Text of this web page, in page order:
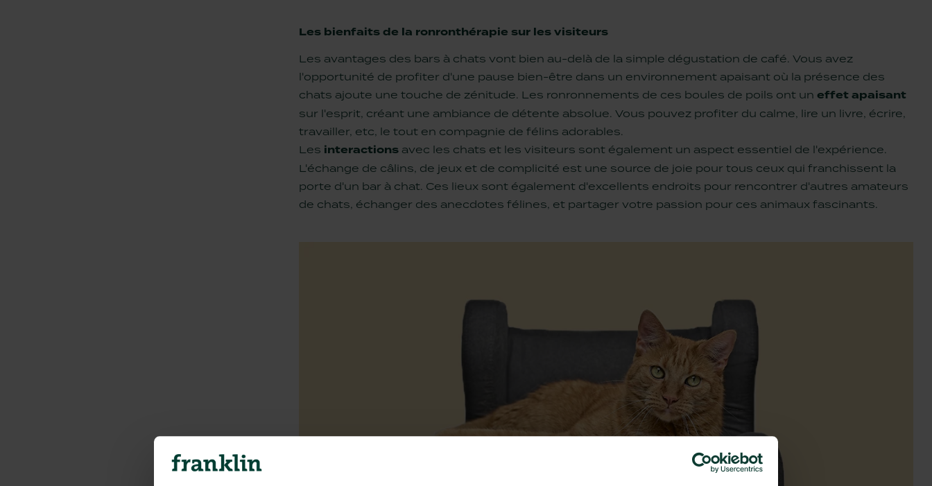
Les bienfaits de la ronronthérapie sur les visiteurs
Les avantages des bars à chats vont bien au-delà de la simple dégustation de café. Vous avez
l'opportunité de profiter d'une pause bien-être dans un environnement apaisant où la présence des
chats ajoute une touche de zénitude. Les ronronnements de ces boules de poils ont un effet apaisant
sur l'esprit, créant une ambiance de détente absolue. Vous pouvez profiter du calme, lire un livre, écrire,
travailler, etc, le tout en compagnie de félins adorables.
Les interactionsavec les chats et les visiteurs sont également un aspect essentiel de l'expérience.
L'échange de câlins, de jeux et de complicité est une source de joie pour tous ceux qui franchissent la
porte d'un bar à chat. Ces lieux sont également d'excellents endroits pour rencontrer d'autres amateurs
de chats, échanger des anecdotes félines, et partager votre passion pour ces animaux fascinants.